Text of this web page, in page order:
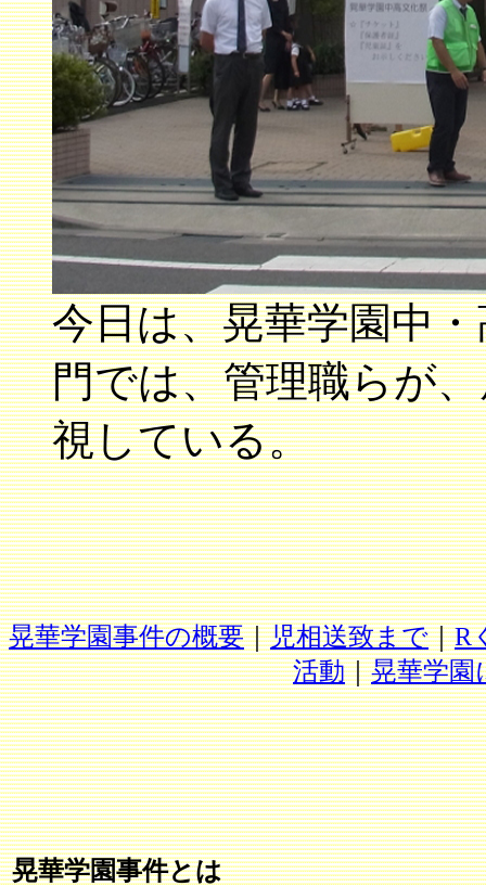
今日は、晃華学園中
門では、管理職らが
視している。
晃華学園事件の概要｜児相送致まで｜R
活動｜晃華学園
晃華学園事件とは